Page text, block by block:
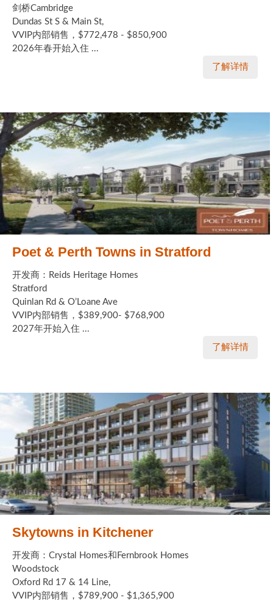
剑桥Cambridge
Dundas St S & Main St,
VVIP内部销售，$772,478 - $850,900
2026年春开始入住 ...
了解详情
Poet & Perth Towns in Stratford
开发商：Reids Heritage Homes
Stratford
Quinlan Rd & O’Loane Ave
VVIP内部销售，$389,900- $768,900
2027年开始入住 ...
了解详情
Skytowns in Kitchener
开发商：Crystal Homes和Fernbrook Homes
Woodstock
Oxford Rd 17 & 14 Line,
VVIP内部销售，$789,900 - $1,365,900